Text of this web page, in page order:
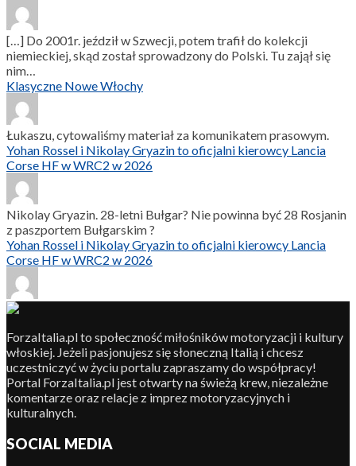
[…] Do 2001r. jeździł w Szwecji, potem trafił do kolekcji
niemieckiej, skąd został sprowadzony do Polski. Tu zajął się
nim…
Klasyczne Nowe Włochy
Łukaszu, cytowaliśmy materiał za komunikatem prasowym.
Yohan Rossel i Nikolay Gryazin to oficjalni kierowcy Lancia
Corse HF w WRC2 w 2026
Nikolay Gryazin. 28-letni Bułgar? Nie powinna być 28 Rosjanin
z paszportem Bułgarskim ?
Yohan Rossel i Nikolay Gryazin to oficjalni kierowcy Lancia
Corse HF w WRC2 w 2026
ForzaItalia.pl to społeczność miłośników motoryzacji i kultury
włoskiej. Jeżeli pasjonujesz się słoneczną Italią i chcesz
uczestniczyć w życiu portalu zapraszamy do współpracy!
Portal ForzaItalia.pl jest otwarty na świeżą krew, niezależne
komentarze oraz relacje z imprez motoryzacyjnych i
kulturalnych.
SOCIAL MEDIA